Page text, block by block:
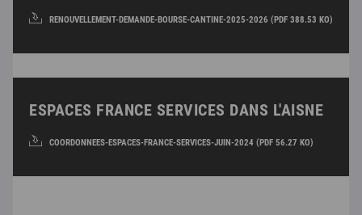
RENOUVELLEMENT-DEMANDE-BOURSE-CANTINE-2025-2026 (PDF 388.53 KO)
ESPACES FRANCE SERVICES DANS L'AISNE
COORDONNEES-ESPACES-FRANCE-SERVICES-JUIN-2024 (PDF 56.27 KO)